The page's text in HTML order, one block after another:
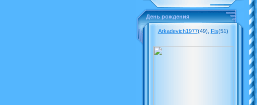
День рождения
Arkadevich1977(49) Fis(51)